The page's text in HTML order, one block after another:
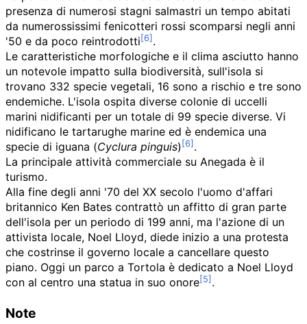
presenza di numerosi stagni salmastri un tempo abitati
da numerossissimi fenicotteri rossi scomparsi negli anni
'50 e da poco reintrodotti
.
Le caratteristiche morfologiche e il clima asciutto hanno
un notevole impatto sulla biodiversità, sull'isola si
trovano 332 specie vegetali, 16 sono a rischio e tre sono
endemiche. L'isola ospita diverse colonie di uccelli
marini nidificanti per un totale di 99 specie diverse. Vi
nidificano le tartarughe marine ed è endemica una
specie di iguana (Cyclura pinguis)
.
La principale attività commerciale su Anegada è il
turismo.
Alla fine degli anni '70 del XX secolo l'uomo d'affari
britannico Ken Bates contrattò un affitto di gran parte
dell'isola per un periodo di 199 anni, ma l'azione di un
attivista locale, Noel Lloyd, diede inizio a una protesta
che costrinse il governo locale a cancellare questo
piano. Oggi un parco a Tortola è dedicato a Noel Lloyd
con al centro una statua in suo onore
.
Note